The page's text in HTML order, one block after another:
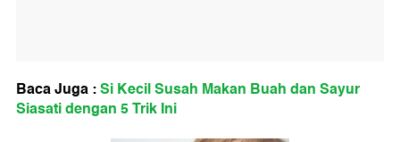
Baca Juga :Si Kecil Susah Makan Buah dan Sayur
Siasati dengan 5 Trik Ini